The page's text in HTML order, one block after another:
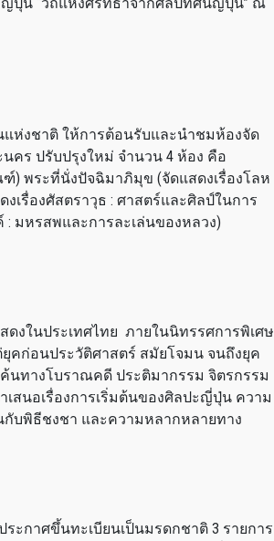
ห่งชาติ ให้การต้อนรับและนำชมห้องจัด
ร ปรับปรุงใหม่ จำนวน 4 ห้อง คือ
) พระที่นั่งปัจฉิมาภิมุข (จัดแสดงเรื่องโลห
รื่องศัสตราวุธ : ศาสตร์และศิลป์ในการ
มหรสพและการละเล่นของหลวง)
งในประเทศไทย ภายในนิทรรศการพิเศษ
ก่อนประวัติศาสตร์ สมัยโจมน จนถึงยุค
นทางโบราณคดี ประติมากรรม จิตรกรรม
นอเรื่องการเริ่มต้นของศิลปะญี่ปุ่น ความ
กับพิธีชงชา และความหลากหลายทาง
กาศขึ้นทะเบียนเป็นมรดกชาติ 3 รายการ